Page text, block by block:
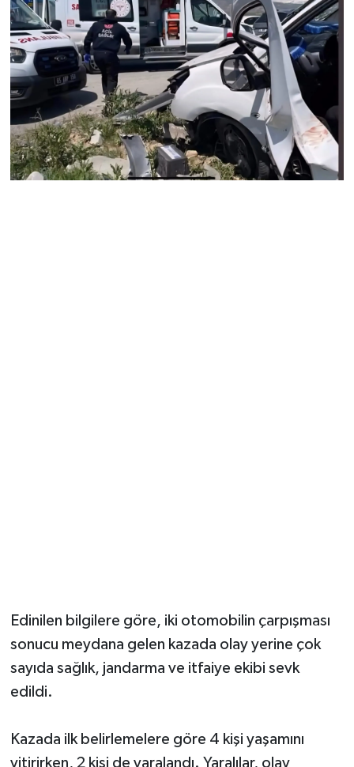
Edinilen bilgilere göre, iki otomobilin çarpışması
sonucu meydana gelen kazada olay yerine çok
sayıda sağlık, jandarma ve itfaiye ekibi sevk
edildi.
Kazada ilk belirlemelere göre 4 kişi yaşamını
yitirirken, 2 kişi de yaralandı. Yaralılar, olay